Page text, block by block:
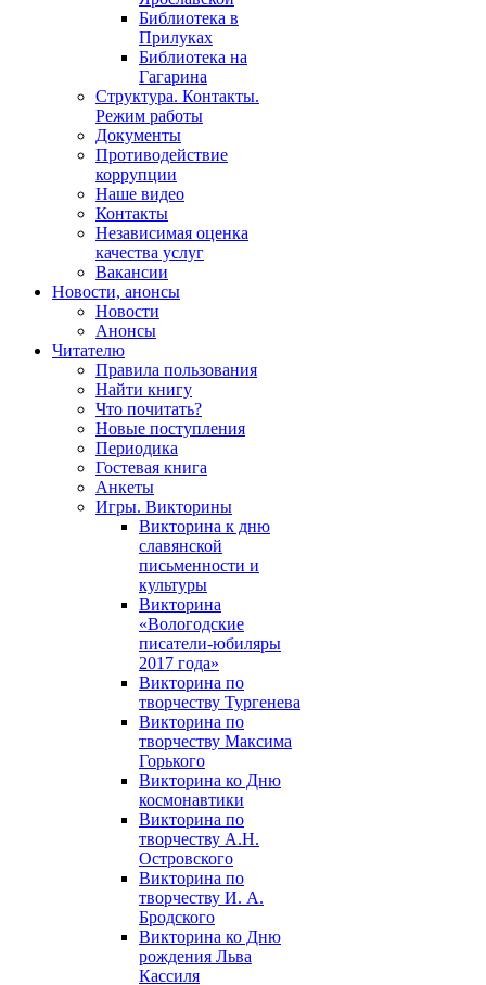
Библиотека в
Прилуках
Библиотека на
Гагарина
Структура. Контакты.
Режим работы
Документы
Противодействие
коррупции
Наше видео
Контакты
Независимая оценка
качества услуг
Вакансии
Новости, анонсы
Новости
Анонсы
Читателю
Правила пользования
Найти книгу
Что почитать?
Новые поступления
Периодика
Гостевая книга
Анкеты
Игры. Викторины
Викторина к дню
славянской
письменности и
культуры
Викторина
«Вологодские
писатели-юбиляры
2017 года»
Викторина по
творчеству Тургенева
Викторина по
творчеству Максима
Горького
Викторина ко Дню
космонавтики
Викторина по
творчеству А.Н.
Островского
Викторина по
творчеству И. А.
Бродского
Викторина ко Дню
рождения Льва
Кассиля